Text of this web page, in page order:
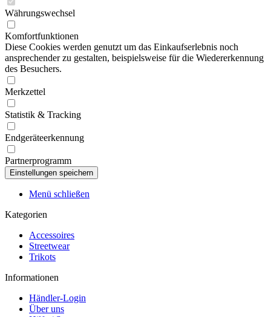
Währungswechsel
Komfortfunktionen
Diese Cookies werden genutzt um das Einkaufserlebnis noch
ansprechender zu gestalten, beispielsweise für die Wiedererkennung
des Besuchers.
Merkzettel
Statistik & Tracking
Endgeräteerkennung
Partnerprogramm
Menü schließen
Kategorien
Accessoires
Streetwear
Trikots
Informationen
Händler-Login
Über uns